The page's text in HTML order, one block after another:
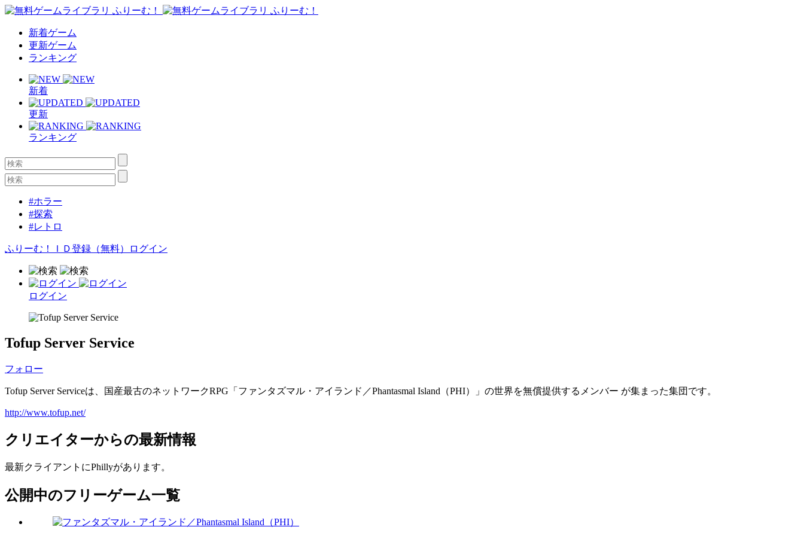
新着ゲーム
更新ゲーム
ランキング
新着
更新
ランキング
#ホラー
#探索
#レトロ
ふりーむ！ＩＤ登録（無料） ログイン
ログイン
Tofup Server Service
フォロー
Tofup Server Serviceは、国産最古のネットワークRPG「ファンタズマル・アイランド／Phantasmal Island（PHI）」の世界を無償提供するメンバー が集まった集団です。
http://www.tofup.net/
クリエイターからの最新情報
最新クライアントにPhillyがあります。
公開中のフリーゲーム一覧